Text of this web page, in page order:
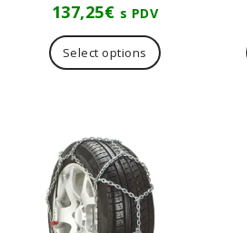
137,25€ s PDV
Select options